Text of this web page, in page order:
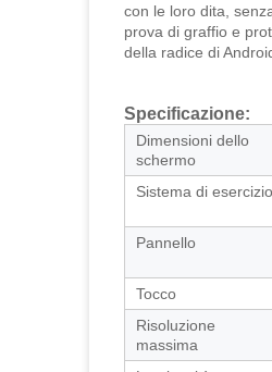
con le loro dita,
prova di graffio e
della radice di
Specificazione:
Dimensioni dello
schermo
Sistema di esercizio
Pannello
Tocco
Risoluzione
massima